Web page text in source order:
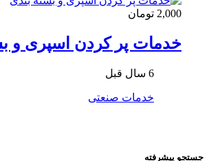
2,000 تومان
خدمات پر کردن اسپری و
6 سال قبل
خدمات صنعتی
جستجو پیشرفته